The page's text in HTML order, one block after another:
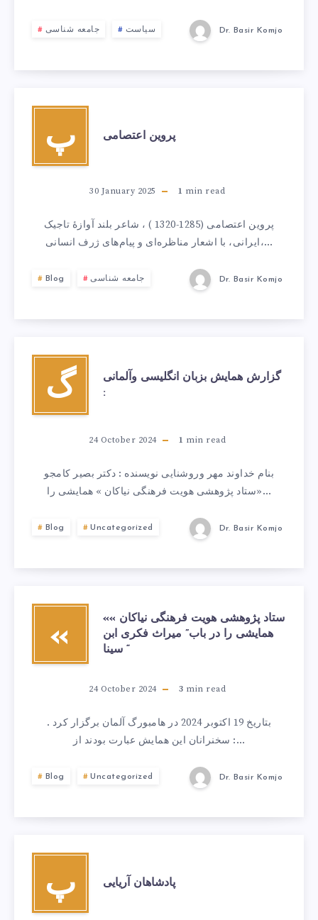
جامعه شناسی سیاست Dr. Basir Komjo
پ پروین اعتصامی
30 January 2025 1 min read
پروین اعتصامی (1285-1320 ) ، شاعر بلند آوازهٔ تاجیک
ایرانی، با اشعار مناظره‌ای و پیام‌های ژرف انسانی،…
Blog جامعه شناسی Dr. Basir Komjo
گ
گزارش همایش بزبان انگلیسی وآلمانی
:
24 October 2024 1 min read
بنام خداوند مهر وروشنایی نویسنده : دکتر بصیر کامجو
«ستاد پژوهشی هویت فرهنگی نیاکان » همایشی را…
Blog Uncategorized Dr. Basir Komjo
«
«ستاد پژوهشی هویت فرهنگی نیاکان »
همایشی را در باب” میراث فکری ابن
سینا “
24 October 2024 3 min read
بتاریخ 19 اکتوبر 2024 در هامبورگ آلمان برگزار کرد .
سخنرانان این همایش عبارت بودند از :…
Blog Uncategorized Dr. Basir Komjo
پ پادشاهان آریایی